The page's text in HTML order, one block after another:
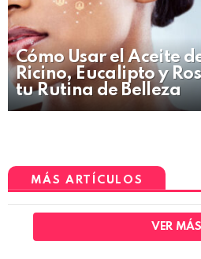
Cómo Usar el Aceite
Ricino, Eucalipto y
tu Rutina de Belleza
MÁS ARTÍCULOS
VER MÁS